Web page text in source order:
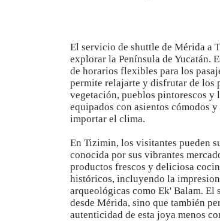
El servicio de shuttle de Mérida a
explorar la Península de Yucatán.
de horarios flexibles para los
permite relajarte y disfrutar de los
vegetación, pueblos pintorescos y
equipados con asientos cómodos
importar el clima.
En Tizimin, los visitantes pueden
conocida por sus vibrantes
productos frescos y deliciosa
históricos, incluyendo la
arqueológicas como Ek' Balam.
desde Mérida, sino que también
autenticidad de esta joya menos